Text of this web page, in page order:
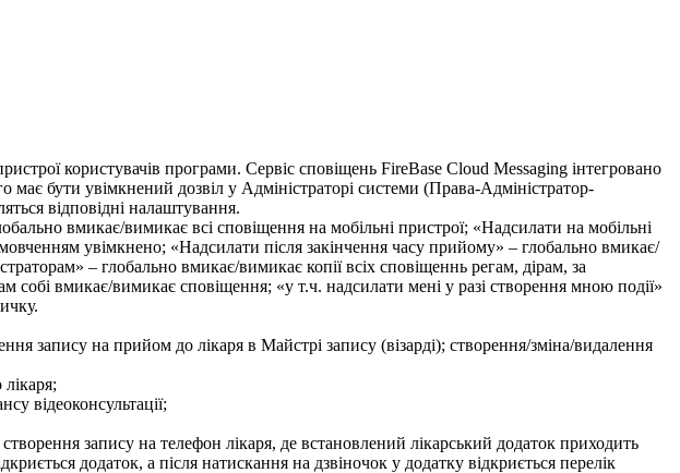
користувачів програми. Сервіс сповіщень FireBase Cloud Messaging інтегровано
бути увімкнений дозвіл у Адміністраторі системи (Права-Адміністратор-
відповідні налаштування.
вмикає/вимикає всі сповіщення на мобільні пристрої; «Надсилати на мобільні
увімкнено; «Надсилати після закінчення часу прийому» – глобально вмикає/
– глобально вмикає/вимикає копії всіх сповіщеннь регам, дірам, за
вмикає/вимикає сповіщення; «у т.ч. надсилати мені у разі створення мною події»
запису на прийом до лікаря в Майстрі запису (візарді); створення/зміна/видалення
відеоконсультації;
запису на телефон лікаря, де встановлений лікарський додаток приходить
додаток, а після натискання на дзвіночок у додатку відкриється перелік